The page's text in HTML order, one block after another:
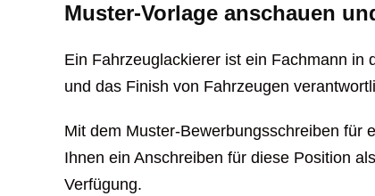
Muster-Vorlage anschauen
Ein Fahrzeuglackierer ist ein Fachmann in
und das Finish von Fahrzeugen
Mit dem Muster-Bewerbungsschreiben für
Ihnen ein Anschreiben für diese Position
Verfügung.